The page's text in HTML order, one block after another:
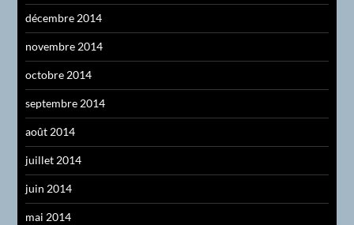
décembre 2014
novembre 2014
octobre 2014
septembre 2014
août 2014
juillet 2014
juin 2014
mai 2014